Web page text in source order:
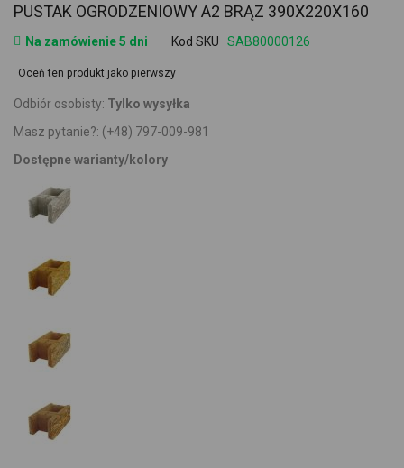
PUSTAK OGRODZENIOWY A2 BRĄZ 390X220X160
Na zamówienie 5 dni Kod SKU SAB80000126
Oceń ten produkt jako pierwszy
Odbiór osobisty: Tylko wysyłka
Masz pytanie?: (+48) 797-009-981
Dostępne warianty/kolory